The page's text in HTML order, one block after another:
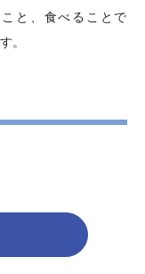
と、食べることで
。